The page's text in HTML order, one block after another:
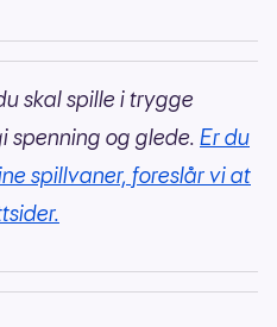
skal spille i trygge
spenning og glede. Er du
spillvaner, foreslår vi at